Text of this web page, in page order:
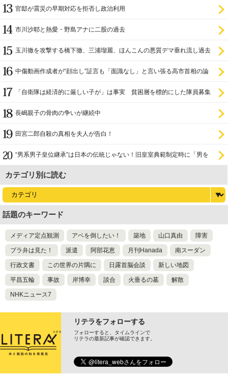
官邸が震災の早期対応を拒否し政治利用
市川沙耶と熱愛・野島アナに二股の過去
玉川徹を攻撃する橋下徹、三浦瑠麗、ほんこんの悪質デマ垂れ流し過去
中傷動画作成者が“顔出し”証言も「面識なし」と言い張る高市首相の論
「自衛隊は経済的に厳しい子が」は事実 貧困層を標的にした隊員募集
長嶋親子の骨肉の争いが継続中
田宮二郎自殺の真相を夫人が告白！
“男系男子皇位継承”は日本の伝統じゃない！旧皇室典範制定時に「男を
尊び女を卑む」と
カテゴリ別に読む
話題のキーワード
メディア定点観測 アベを倒したい！ 築地 山口真由 障害
ブラ弁は見た！ 派遣 阿部花恵 月刊Hanada 南スーダン
行政文書 この世界の片隅に 日露首脳会談 新しい地図
平昌五輪 事故 岸博幸 談合 火垂るの墓 解散
NHKニュース7
リテラをフォローする
フォローすると、タイムラインで
リテラの最新記事が確認できます。